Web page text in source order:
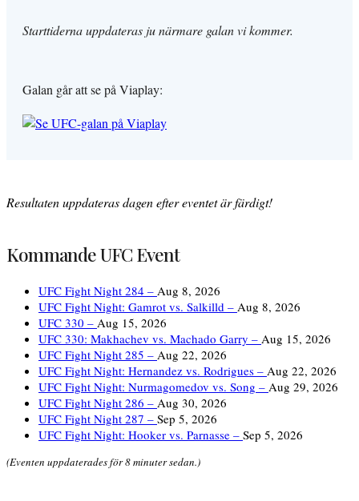
Starttiderna uppdateras ju närmare galan vi kommer.
Galan går att se på Viaplay:
Resultaten uppdateras dagen efter eventet är färdigt!
Kommande UFC Event
UFC Fight Night 284 – Aug 8, 2026
UFC Fight Night: Gamrot vs. Salkilld – Aug 8, 2026
UFC 330 – Aug 15, 2026
UFC 330: Makhachev vs. Machado Garry – Aug 15, 2026
UFC Fight Night 285 – Aug 22, 2026
UFC Fight Night: Hernandez vs. Rodrigues – Aug 22, 2026
UFC Fight Night: Nurmagomedov vs. Song – Aug 29, 2026
UFC Fight Night 286 – Aug 30, 2026
UFC Fight Night 287 – Sep 5, 2026
UFC Fight Night: Hooker vs. Parnasse – Sep 5, 2026
(Eventen uppdaterades för 8 minuter sedan.)